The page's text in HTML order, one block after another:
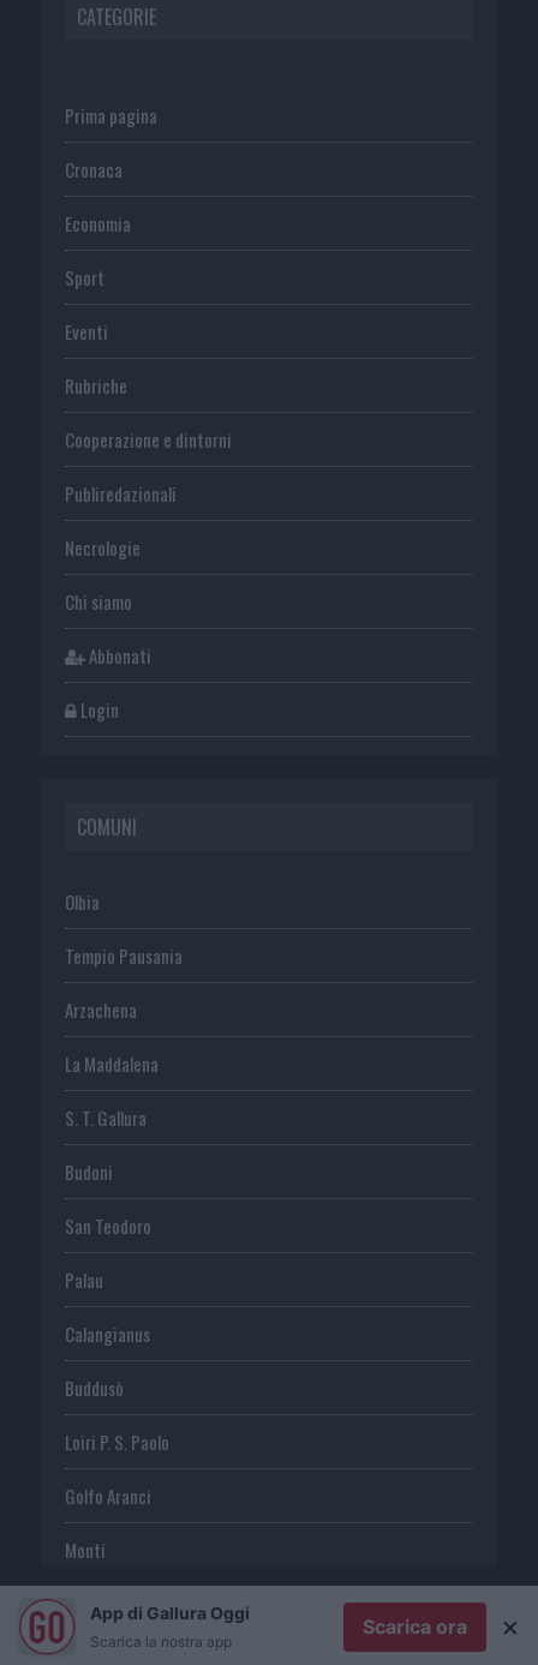
CATEGORIE
Prima pagina
Cronaca
Economia
Sport
Eventi
Rubriche
Cooperazione e dintorni
Publiredazionali
Necrologie
Chi siamo
Abbonati
Login
COMUNI
Olbia
Tempio Pausania
Arzachena
La Maddalena
S. T. Gallura
Budoni
San Teodoro
Palau
Calangianus
Buddusò
Loiri P. S. Paolo
Golfo Aranci
Monti
Telti
S. Antonio di G.
App di Gallura Oggi
Scarica la nostra app
Scarica ora ×